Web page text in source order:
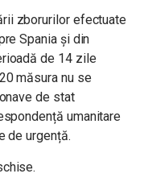
zborurilor efectuate
Spania și din
de 14 zile
măsura nu se
de stat
umanitare
de urgență.